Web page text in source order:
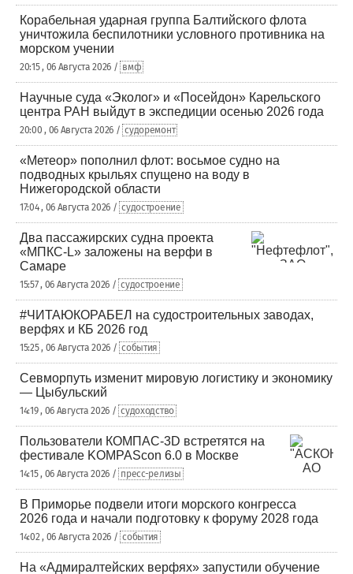
Корабельная ударная группа Балтийского флота
уничтожила беспилотники условного противника на
морском учении
20:15 , 06 Августа 2026 / вмф
Научные суда «Эколог» и «Посейдон» Карельского
центра РАН выйдут в экспедиции осенью 2026 года
20:00 , 06 Августа 2026 / судоремонт
«Метеор» пополнил флот: восьмое судно на
подводных крыльях спущено на воду в
Нижегородской области
17:04 , 06 Августа 2026 / судостроение
Два пассажирских судна проекта
«МПКС-L» заложены на верфи в
Самаре
15:57 , 06 Августа 2026 / судостроение
#ЧИТАЮКОРАБЕЛ на судостроительных заводах,
верфях и КБ 2026 год
15:25 , 06 Августа 2026 / события
Севморпуть изменит мировую логистику и экономику
— Цыбульский
14:19 , 06 Августа 2026 / судоходство
Пользователи КОМПАС-3D встретятся на
фестивале KOMPAScon 6.0 в Москве
14:15 , 06 Августа 2026 / пресс-релизы
В Приморье подвели итоги морского конгресса
2026 года и начали подготовку к форуму 2028 года
14:02 , 06 Августа 2026 / события
На «Адмиралтейских верфях» запустили обучение